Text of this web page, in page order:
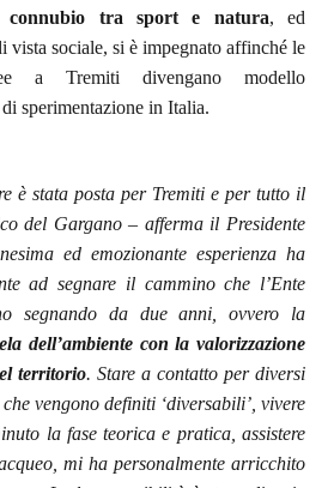
connubio tra sport e natura, ed
vista sociale, si è impegnato affinché le
a Tremiti divengano modello
sperimentazione in Italia.
è stata posta per Tremiti e per tutto il
del Gargano – afferma il Presidente
ed emozionante esperienza ha
ad segnare il cammino che l’Ente
segnando da due anni, ovvero la
dell’ambiente con la valorizzazione
territorio. Stare a contatto per diversi
vengono definiti ‘diversabili’, vivere
la fase teorica e pratica, assistere
mi ha personalmente arricchito